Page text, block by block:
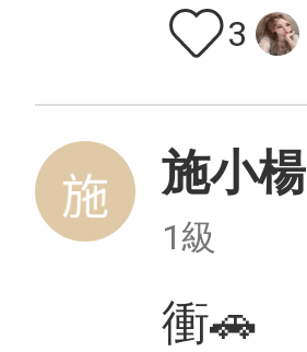
3
施小楊
1級
衝🚗